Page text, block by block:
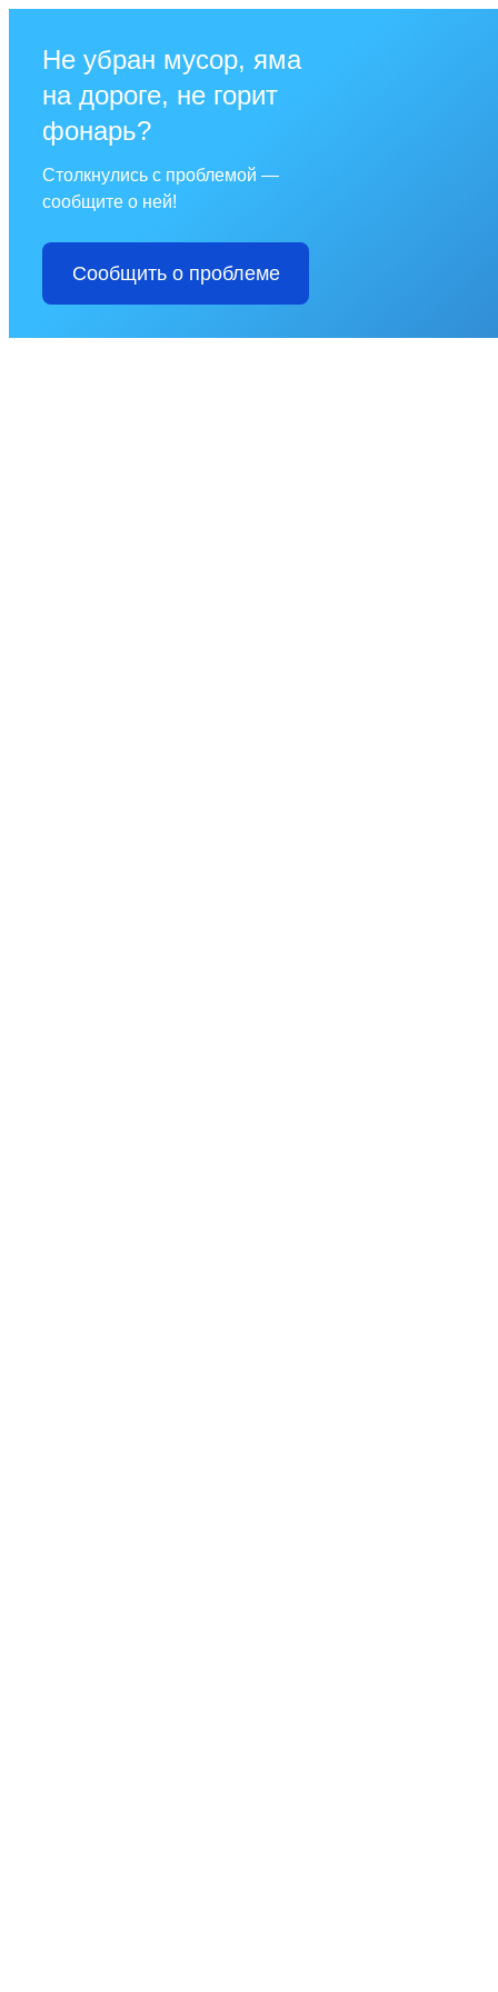
Не убран мусор, яма
на дороге, не горит
фонарь?
Столкнулись с проблемой —
сообщите о ней!
Сообщить о проблеме